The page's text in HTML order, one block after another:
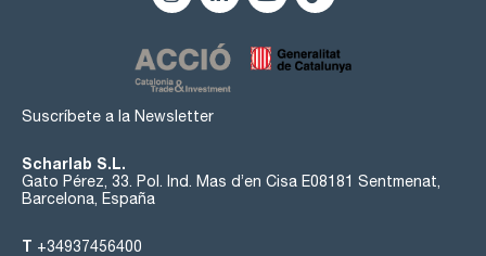
Suscríbete a la Newsletter
Scharlab S.L.
Gato Pérez, 33. Pol. Ind. Mas d’en Cisa E08181 Sentmenat,
Barcelona, España
T +34937456400